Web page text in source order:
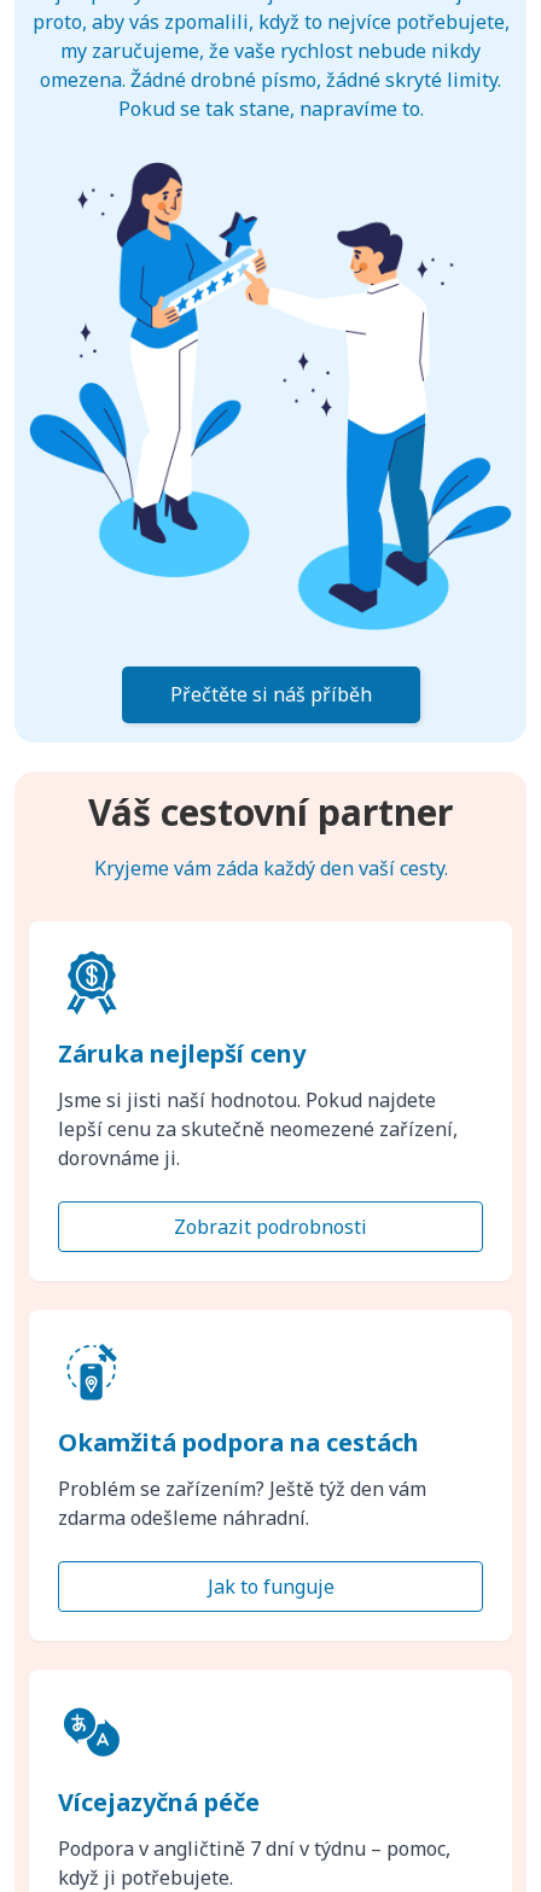
proto, aby vás zpomalili, když to nejvíce potřebujete,
my zaručujeme, že vaše rychlost nebude nikdy
omezena. Žádné drobné písmo, žádné skryté limity.
Pokud se tak stane, napravíme to.
Přečtěte si náš příběh
Váš cestovní partner
Kryjeme vám záda každý den vaší cesty.
Záruka nejlepší ceny
Jsme si jisti naší hodnotou. Pokud najdete
lepší cenu za skutečně neomezené zařízení,
dorovnáme ji.
Zobrazit podrobnosti
Okamžitá podpora na cestách
Problém se zařízením? Ještě týž den vám
zdarma odešleme náhradní.
Jak to funguje
Vícejazyčná péče
Podpora v angličtině 7 dní v týdnu – pomoc,
když ji potřebujete.